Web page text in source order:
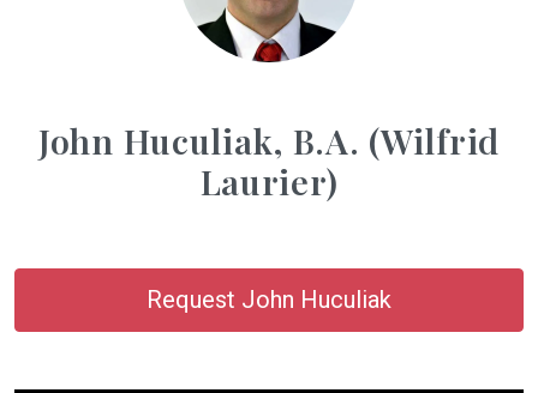
John Huculiak, B.A. (Wilfrid
Laurier)
Request John Huculiak